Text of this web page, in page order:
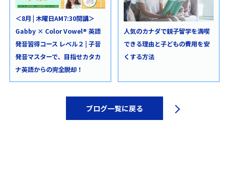
＜8月 | 木曜日AM7:30開講＞
Gabby × Color Vowel® 英語
発音習得コース レベル２ | 子音
発音マスターで、目指せカタカ
ナ英語からの完全脱却！
人気のカナダで親子留学を満喫
できる理由と子どもの費用を安
くする方法
ブログ一覧に戻る